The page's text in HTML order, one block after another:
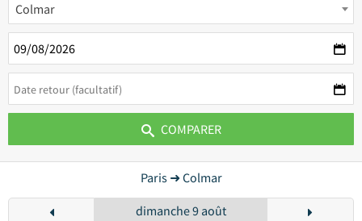
Colmar
COMPARER
Paris ➜ Colmar
dimanche 9 août